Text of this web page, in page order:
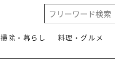
掃除・暮らし 料理・グルメ